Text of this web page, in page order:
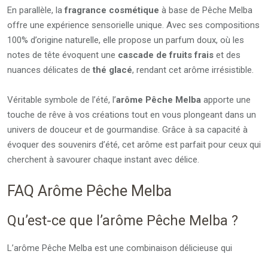
En parallèle, lafragrance cosmétique à base de Pêche Melba
offre une expérience sensorielle unique. Avec ses compositions
100% d’origine naturelle, elle propose un parfum doux, où les
notes de tête évoquent une cascade de fruits frais et des
nuances délicates de thé glacé, rendant cet arôme irrésistible.
Véritable symbole de l’été, l’arôme Pêche Melba apporte une
touche de rêve à vos créations tout en vous plongeant dans un
univers de douceur et de gourmandise. Grâce à sa capacité à
évoquer des souvenirs d’été, cet arôme est parfait pour ceux qui
cherchent à savourer chaque instant avec délice.
FAQ Arôme Pêche Melba
Qu’est-ce que l’arôme Pêche Melba ?
L’arôme Pêche Melba est une combinaison délicieuse qui